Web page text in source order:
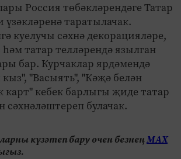
Россия төбәкләрендәге Татар
таратылачак.
куелучы сәхнә декорацияләре,
һәм татар телләрендә язылган
бар. Курчаклар ярдәмендә
"Васыять", "Кәҗә белән
карт" кебек барлыгы җиде татар
сәхнәләштереп булачак.
күзәтеп бару өчен безнеңМАХ